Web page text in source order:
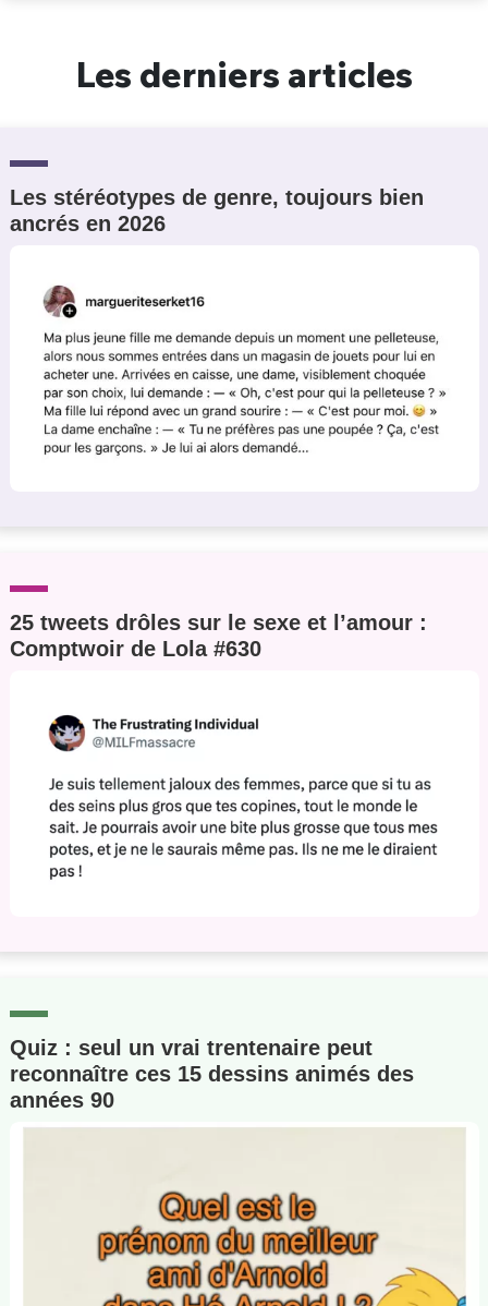
Les derniers articles
Les stéréotypes de genre, toujours bien
ancrés en 2026
25 tweets drôles sur le sexe et l’amour :
Comptwoir de Lola #630
Quiz : seul un vrai trentenaire peut
reconnaître ces 15 dessins animés des
années 90